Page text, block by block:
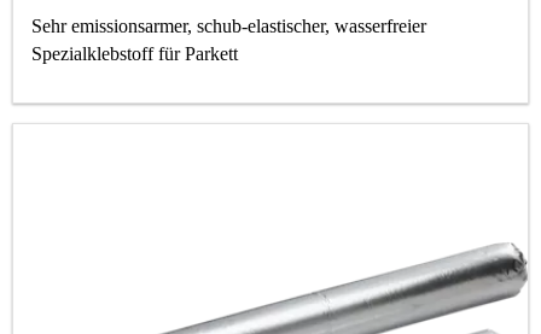
Sehr emissionsarmer, schub-elastischer, wasserfreier
Spezialklebstoff für Parkett